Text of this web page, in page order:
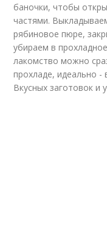
баночки, чтобы
частями.
рябиновое пюре,
убираем в
лакомство можно
прохладе, идеально -
Вкусных заготовок и